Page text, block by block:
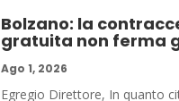
Bolzano: la
gratuita non ferma
Ago 1, 2026
Egregio Direttore, In quanto